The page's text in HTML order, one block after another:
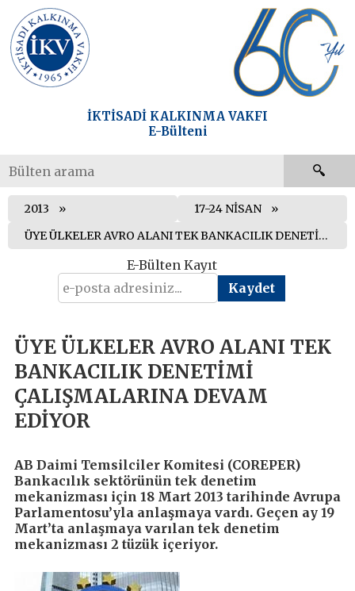
İKTİSADİ KALKINMA VAKFI
E-Bülteni
2013
17-24 NİSAN
ÜYE ÜLKELER AVRO ALANI TEK BANKACILIK DENETİMİ ÇALIŞMALARINA DEVAM EDİYOR
E-Bülten Kayıt
ÜYE ÜLKELER AVRO ALANI TEK
BANKACILIK DENETİMİ
ÇALIŞMALARINA DEVAM
EDİYOR
AB Daimi Temsilciler Komitesi (COREPER)
Bankacılık sektörünün tek denetim
mekanizması için 18 Mart 2013 tarihinde Avrupa
Parlamentosu’yla anlaşmaya vardı. Geçen ay 19
Mart’ta anlaşmaya varılan tek denetim
mekanizması 2 tüzük içeriyor.